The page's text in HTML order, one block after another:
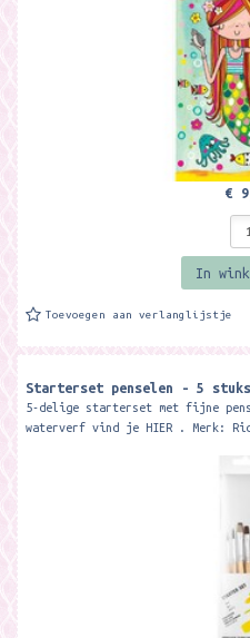
€
In
Toevoegen aan verlanglijstje
Starterset penselen - 5
5-delige starterset met fijne
waterverf vind je HIER . Merk: